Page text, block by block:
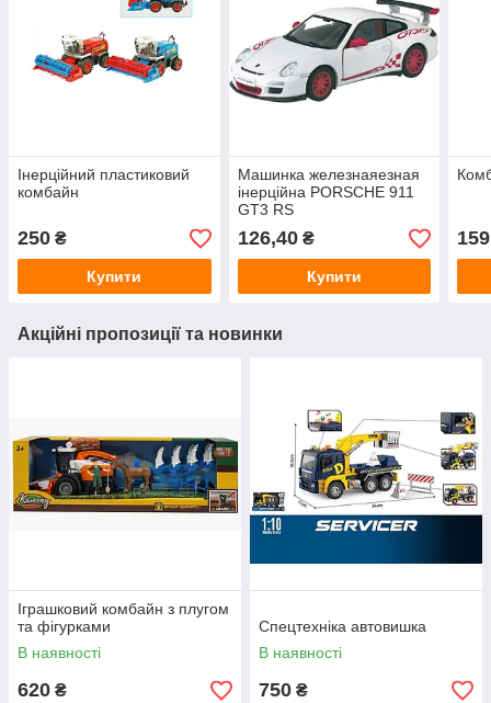
Інерційний пластиковий
комбайн
250 ₴
Купити
Машинка железнаяезная
інерційна PORSCHE 911
GT3 RS
126,40₴
Купити
159
Акційні пропозиції та новинки
Іграшковий комбайн з плугом
та фігурками
В наявності
620 ₴
Спецтехніка автовишка
В наявності
750 ₴